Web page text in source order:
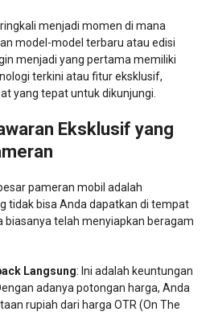
menjadi momen di mana
model-model terbaru atau edisi
menjadi yang pertama memiliki
terkini atau fitur eksklusif,
yang tepat untuk dikunjungi.
Eksklusif yang
pameran mobil adalah
tidak bisa Anda dapatkan di tempat
biasanya telah menyiapkan beragam
Langsung: Ini adalah keuntungan
adanya potongan harga, Anda
rupiah dari harga OTR (On The